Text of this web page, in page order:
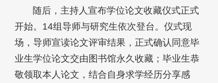
随后，主持人宣布学位论文收藏仪式正式
开始。14组导师与研究生依次登台。仪式现
场，导师宣读论文评审结果，正式确认同意毕
业生学位论文交由图书馆永久收藏；毕业生恭
敬领取本人论文，结合自身求学经历分享感